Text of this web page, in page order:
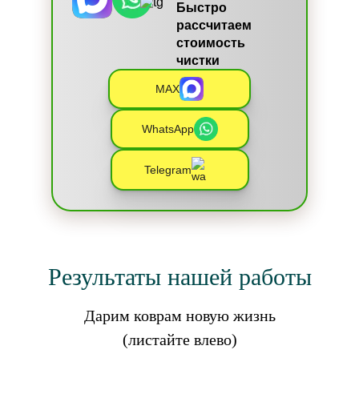
Быстро
рассчитаем
стоимость
чистки
MAX
WhatsApp
Telegram
Результаты нашей работы
Дарим коврам новую жизнь
(листайте влево)